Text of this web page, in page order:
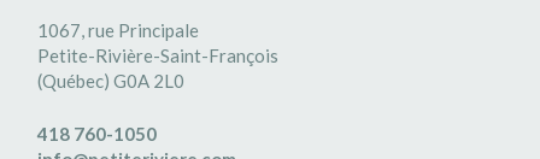
1067, rue Principale
Petite-Rivière-Saint-François
(Québec) G0A 2L0
418 760-1050